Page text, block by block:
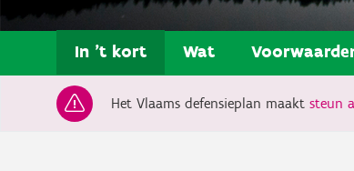
In 't kort Wat
Het Vlaams defensieplan maakt steun